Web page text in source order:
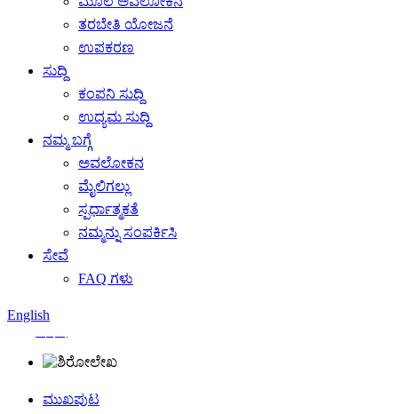
ತರಬೇತಿ ಯೋಜನೆ
ಉಪಕರಣ
ಸುದ್ದಿ
ಕಂಪನಿ ಸುದ್ದಿ
ಉದ್ಯಮ ಸುದ್ದಿ
ನಮ್ಮ ಬಗ್ಗೆ
ಅವಲೋಕನ
ಮೈಲಿಗಲ್ಲು
ಸ್ಪರ್ಧಾತ್ಮಕತೆ
ನಮ್ಮನ್ನು ಸಂಪರ್ಕಿಸಿ
ಸೇವೆ
FAQ ಗಳು
English
ಮುಖಪುಟ